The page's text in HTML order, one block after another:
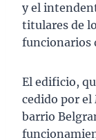
y el
titulares de
funcionarios
El edificio,
cedido por
barrio